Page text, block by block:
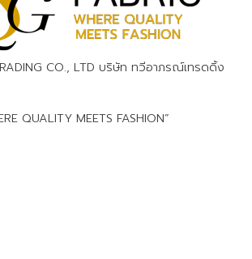
CO., LTD บริษัท ทวีอาภรณ์เทรดดิ้ง
QUALITY MEETS FASHION”